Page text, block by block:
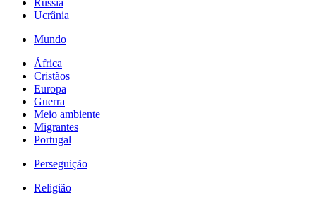
Rússia
Ucrânia
Mundo
África
Cristãos
Europa
Guerra
Meio ambiente
Migrantes
Portugal
Perseguição
Religião